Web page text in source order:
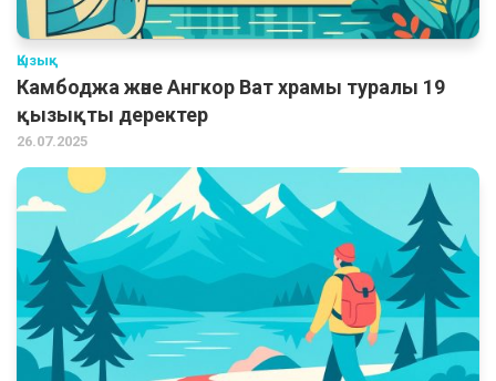
Қызық
Камбоджа және Ангкор Ват храмы туралы 19
қызықты деректер
26.07.2025